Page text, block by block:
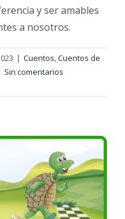
y ser amables
a nosotros.
| Cuentos,Cuentos de
Sin comentarios